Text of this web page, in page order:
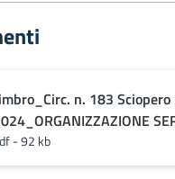
n. 183
- 92 kb